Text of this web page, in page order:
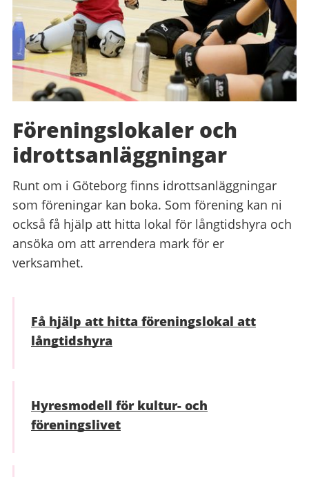
Föreningslokaler och
idrotts­anläggningar
Runt om i Göteborg finns idrottsanläggningar
som föreningar kan boka. Som förening kan ni
också få hjälp att hitta lokal för långtidshyra och
ansöka om att arrendera mark för er
verksamhet.
Få hjälp att hitta föreningslokal att
långtidshyra
Hyresmodell för kultur- och
föreningslivet